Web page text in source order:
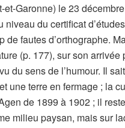
Garonne) le 23
du certificat
fautes d’orthographe.
(p. 177), sur son arrivée
du sens de l’humour. Il
une terre en fermage ; la
de 1899 à 1902 ; il
milieu paysan, mais sur